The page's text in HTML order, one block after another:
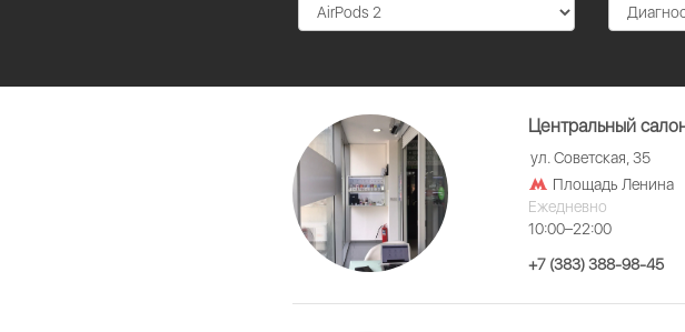
Центральный
ул. Советская, 35
Площадь Ленина
Ежедневно
10:00–22:00
+7 (383) 388-98-45